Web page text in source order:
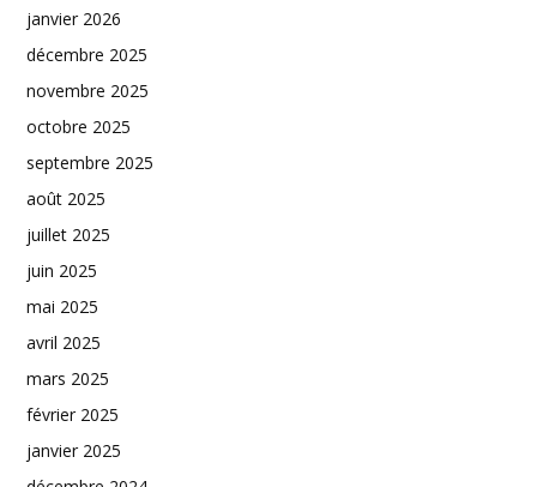
janvier 2026
décembre 2025
novembre 2025
octobre 2025
septembre 2025
août 2025
juillet 2025
juin 2025
mai 2025
avril 2025
mars 2025
février 2025
janvier 2025